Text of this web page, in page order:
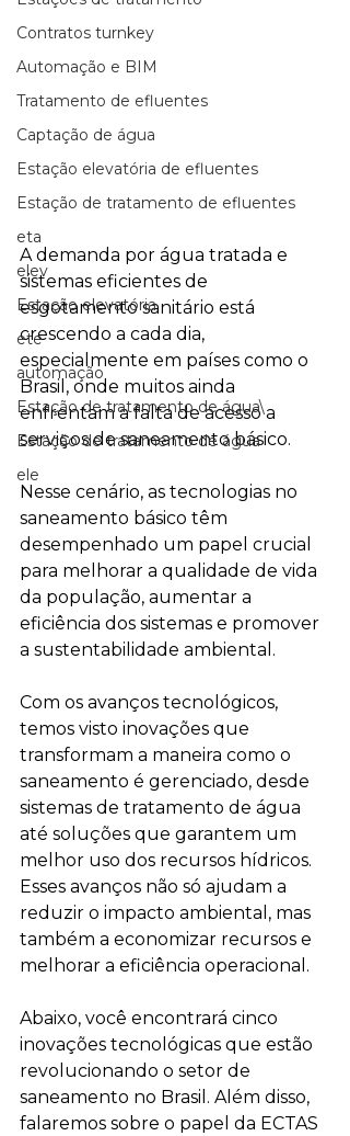
Contratos turnkey
Automação e BIM
Tratamento de efluentes
Captação de água
Estação elevatória de efluentes
Estação de tratamento de efluentes
eta
elev
Estação elevatória
ete
automação
Estação de tratamento de água\
Estação de tratamento de água
ele
A demanda por água tratada e
sistemas eficientes de
esgotamento sanitário está
crescendo a cada dia,
especialmente em países como o
Brasil, onde muitos ainda
enfrentam a falta de acesso a
serviços de saneamento básico.
Nesse cenário, as tecnologias no
saneamento básico têm
desempenhado um papel crucial
para melhorar a qualidade de vida
da população, aumentar a
eficiência dos sistemas e promover
a sustentabilidade ambiental.
Com os avanços tecnológicos,
temos visto inovações que
transformam a maneira como o
saneamento é gerenciado, desde
sistemas de tratamento de água
até soluções que garantem um
melhor uso dos recursos hídricos.
Esses avanços não só ajudam a
reduzir o impacto ambiental, mas
também a economizar recursos e
melhorar a eficiência operacional.
Abaixo, você encontrará cinco
inovações tecnológicas que estão
revolucionando o setor de
saneamento no Brasil. Além disso,
falaremos sobre o papel da ECTAS